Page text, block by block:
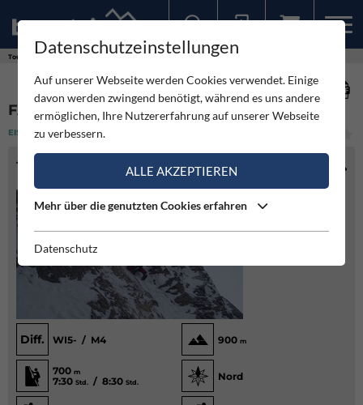
Touren
FALLBACHWAND
EISKLETTERN MITTEL
TOURENINFO
Diff. WI5- / M4 900 m
700 m
7:30 Std. / 8:30 Std.
Nord
Datenschutzeinstellungen
Auf unserer Webseite werden Cookies verwendet. Einige
davon werden zwingend benötigt, während es uns andere
ermöglichen, Ihre Nutzererfahrung auf unserer Webseite
zu verbessern.
ALLE AKZEPTIEREN
Mehr über die genutzten Cookies erfahren
Datenschutz